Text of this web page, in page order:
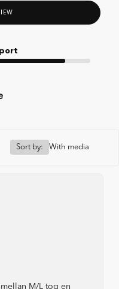
Sort by: With media
M/L tog en